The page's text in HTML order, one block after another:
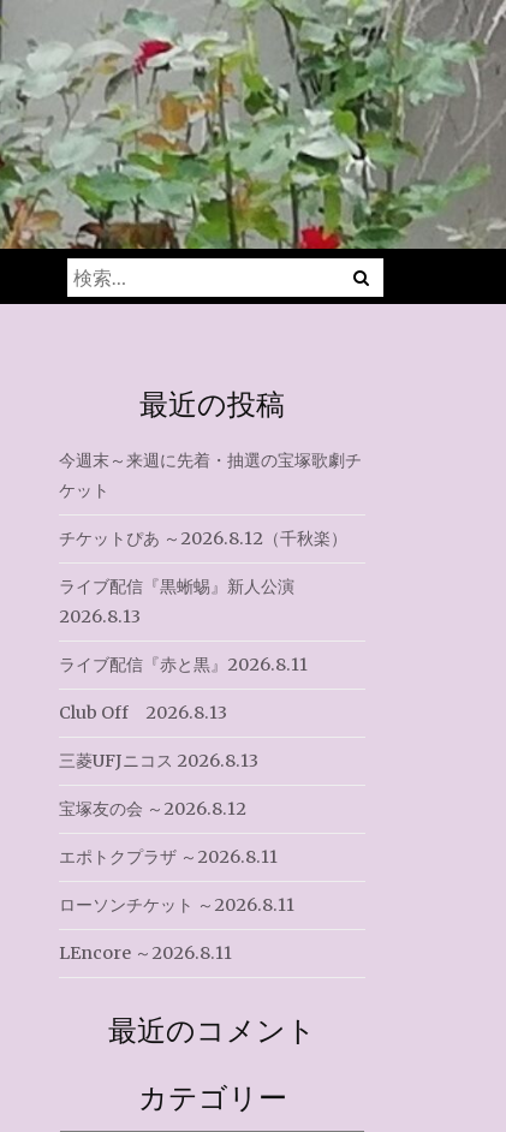
検
索:
最近の投稿
今週末～来週に先着・抽選の宝塚歌劇チ
ケット
チケットぴあ ～2026.8.12（千秋楽）
ライブ配信『黒蜥蜴』新人公演
2026.8.13
ライブ配信『赤と黒』2026.8.11
Club Off 2026.8.13
三菱UFJニコス 2026.8.13
宝塚友の会 ～2026.8.12
エポトクプラザ ～2026.8.11
ローソンチケット ～2026.8.11
LEncore ～2026.8.11
最近のコメント
カテゴリー